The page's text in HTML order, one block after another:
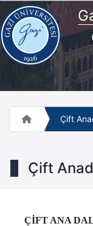
Çift
Çift
ÇİFT ANA